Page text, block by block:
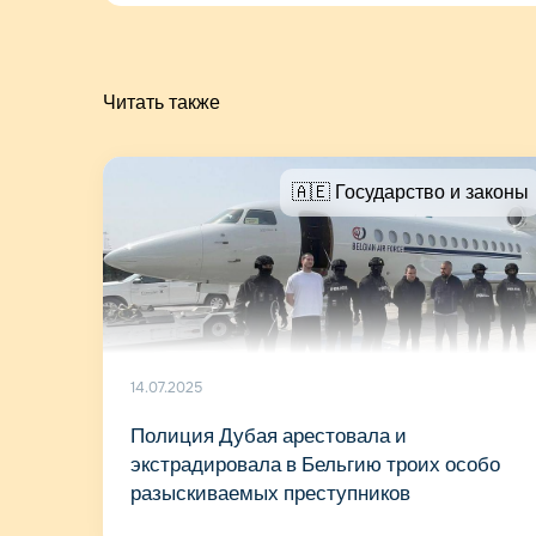
Читать также
🇦🇪 Государство и законы
14.07.2025
Полиция Дубая арестовала и
экстрадировала в Бельгию троих особо
разыскиваемых преступников